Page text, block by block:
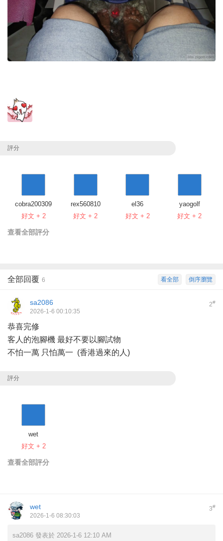
評分
cobra200309
好文 + 2
rex560810
好文 + 2
el36
好文 + 2
yaogolf
好文 + 2
查看全部評分
倒序瀏覽
看全部
全部回覆 6
2#
sa2086
2026-1-6 00:10:35
恭喜完修
客人的泡腳機 最好不要以腳試物
不怕一萬 只怕萬一 (香港過來的人)
評分
wet
好文 + 2
查看全部評分
3#
wet
2026-1-6 08:30:03
sa2086 發表於 2026-1-6 12:10 AM